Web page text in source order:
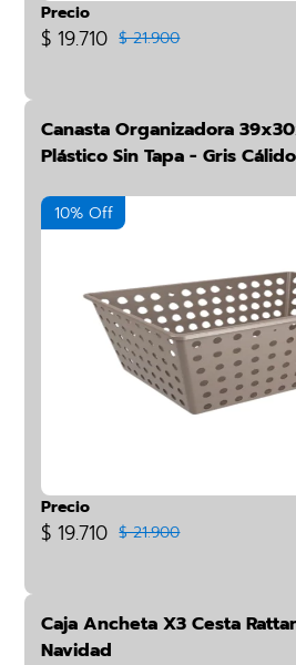
Precio
$ 19.710 $ 21.900
Canasta Organizadora
Plástico Sin Tapa - Gris Cálido
10% Off
Precio
$ 19.710 $ 21.900
Caja Ancheta X3 Cesta
Navidad